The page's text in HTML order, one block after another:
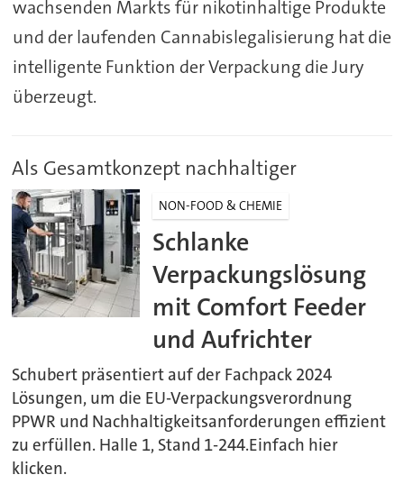
wachsenden Markts für nikotinhaltige Produkte
und der laufenden Cannabislegalisierung hat die
intelligente Funktion der Verpackung die Jury
überzeugt.
Als Gesamtkonzept nachhaltiger
NON-FOOD & CHEMIE
Schlanke
Verpackungslösung
mit Comfort Feeder
und Aufrichter
Schubert präsentiert auf der Fachpack 2024
Lösungen, um die EU-Verpackungsverordnung
PPWR und Nachhaltigkeitsanforderungen effizient
zu erfüllen. Halle 1, Stand 1-244.Einfach hier
klicken.